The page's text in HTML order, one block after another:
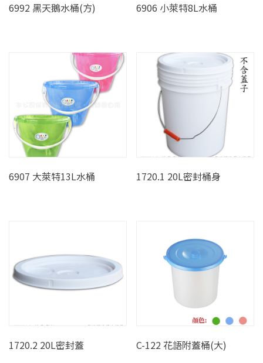
6992 黑天鵝水桶(方) 6906 小萊特8L水桶
6907 大萊特13L水桶 1720.1 20L密封桶身
1720.2 20L密封蓋 C-122 花語附蓋桶(大)